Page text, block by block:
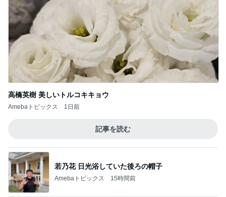
高橋英樹 美しいトルコキキョウ
Amebaトピックス 1日前
記事を読む
Amebaトピックス 15時間前
小倉優子 体調を崩し生活を見直し中
Amebaトピックス 1日前